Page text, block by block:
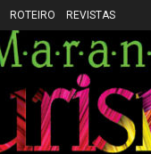
ROTEIRO REVISTAS